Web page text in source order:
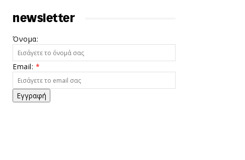
newsletter
Όνομα:
Email: *
Εγγραφή